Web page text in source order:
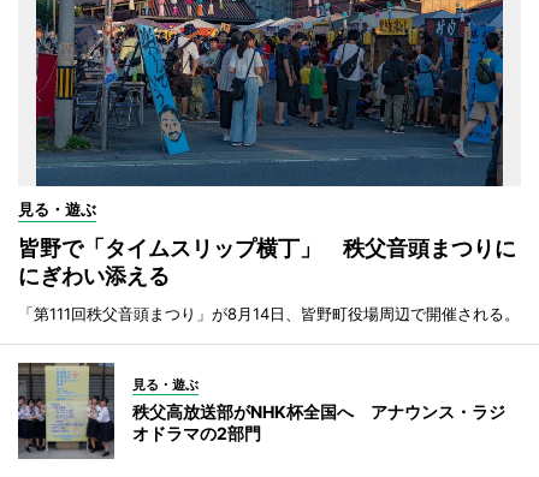
見る・遊ぶ
皆野で「タイムスリップ横丁」 秩父音頭まつりに
にぎわい添える
「第111回秩父音頭まつり」が8月14日、皆野町役場周辺で開催される。
見る・遊ぶ
秩父高放送部がNHK杯全国へ アナウンス・ラジ
オドラマの2部門